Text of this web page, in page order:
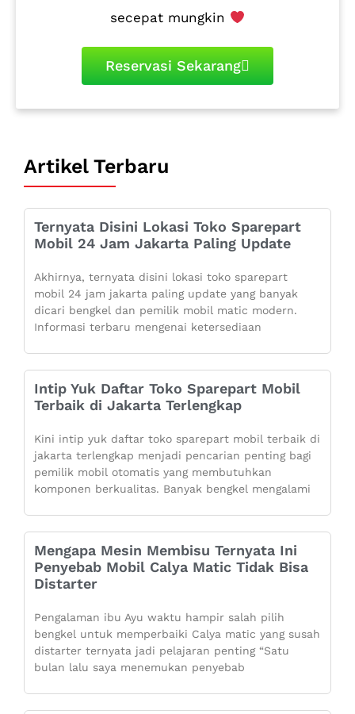
secepat mungkin
Reservasi Sekarang
Artikel Terbaru
Ternyata Disini Lokasi Toko Sparepart
Mobil 24 Jam Jakarta Paling Update
Akhirnya, ternyata disini lokasi toko sparepart
mobil 24 jam jakarta paling update yang banyak
dicari bengkel dan pemilik mobil matic modern.
Informasi terbaru mengenai ketersediaan
Intip Yuk Daftar Toko Sparepart Mobil
Terbaik di Jakarta Terlengkap
Kini intip yuk daftar toko sparepart mobil terbaik di
jakarta terlengkap menjadi pencarian penting bagi
pemilik mobil otomatis yang membutuhkan
komponen berkualitas. Banyak bengkel mengalami
Mengapa Mesin Membisu Ternyata Ini
Penyebab Mobil Calya Matic Tidak Bisa
Distarter
Pengalaman ibu Ayu waktu hampir salah pilih
bengkel untuk memperbaiki Calya matic yang susah
distarter ternyata jadi pelajaran penting “Satu
bulan lalu saya menemukan penyebab